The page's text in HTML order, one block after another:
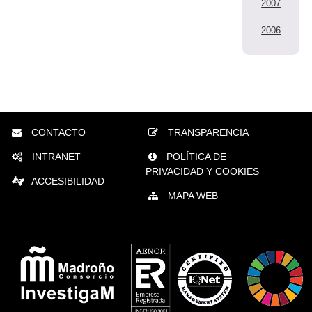
2007
2006
CONTACTO
INTRANET
ACCESIBILIDAD
TRANSPARENCIA
POLÍTICA DE
PRIVACIDAD Y COOKIES
MAPA WEB